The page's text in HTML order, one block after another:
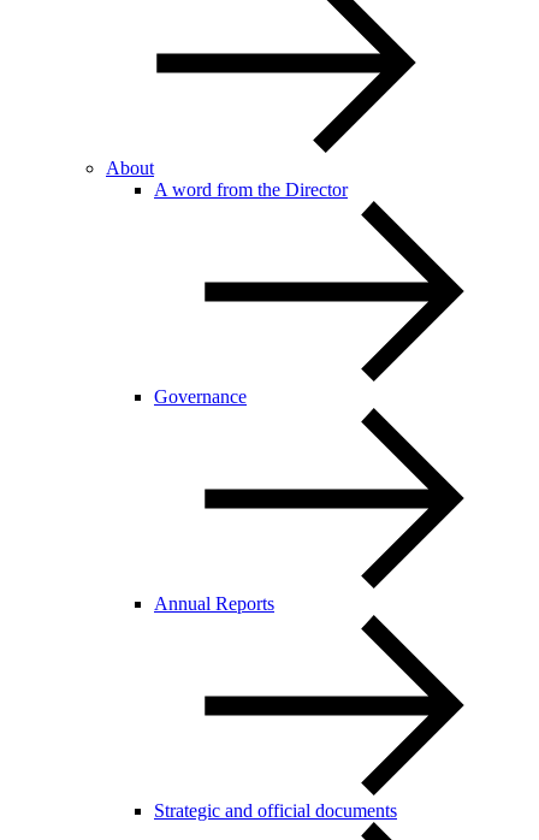
About
A word from the Director
Governance
Annual Reports
Strategic and official documents